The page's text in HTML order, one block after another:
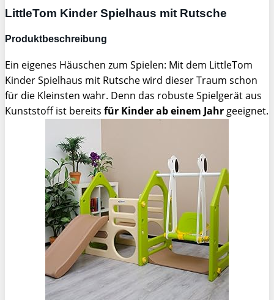
LittleTom Kinder Spielhaus mit Rutsche
Produktbeschreibung
Ein eigenes Häuschen zum Spielen: Mit dem LittleTom
Kinder Spielhaus mit Rutsche wird dieser Traum schon
für die Kleinsten wahr. Denn das robuste Spielgerät aus
Kunststoff ist bereits für Kinder ab einem Jahr geeignet.